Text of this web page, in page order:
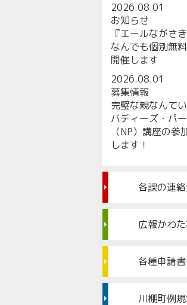
2026.08.01
お知らせ
『エールながさ
なんでも個別無
開催します
2026.08.01
募集情報
完璧な親なんて
バディーズ・パ
（NP）講座の参
します！
各課の連
広報かわ
各種申請書
川棚町例